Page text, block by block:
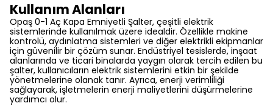
Kullanım Alanları
Opaş 0-1 Aç Kapa Emniyetli Şalter, çeşitli elektrik
sistemlerinde kullanılmak üzere idealdir. Özellikle makine
kontrolü, aydınlatma sistemleri ve diğer elektrikli ekipmanlar
için güvenilir bir çözüm sunar. Endüstriyel tesislerde, inşaat
alanlarında ve ticari binalarda yaygın olarak tercih edilen bu
şalter, kullanıcıların elektrik sistemlerini etkin bir şekilde
yönetmelerine olanak tanır. Ayrıca, enerji verimliliği
sağlayarak, işletmelerin enerji maliyetlerini düşürmelerine
yardımcı olur.